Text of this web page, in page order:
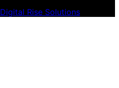
Digital Rise Solutions